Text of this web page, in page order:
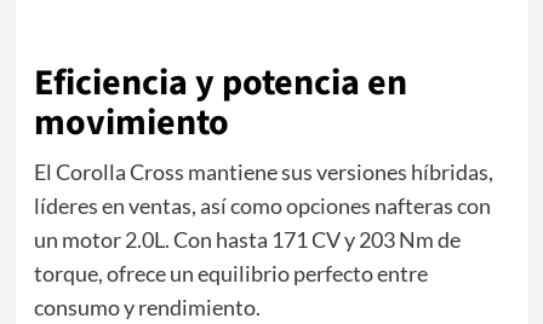
Eficiencia y potencia en
movimiento
El Corolla Cross mantiene sus versiones híbridas,
líderes en ventas, así como opciones nafteras con
un motor 2.0L. Con hasta 171 CV y 203 Nm de
torque, ofrece un equilibrio perfecto entre
consumo y rendimiento.